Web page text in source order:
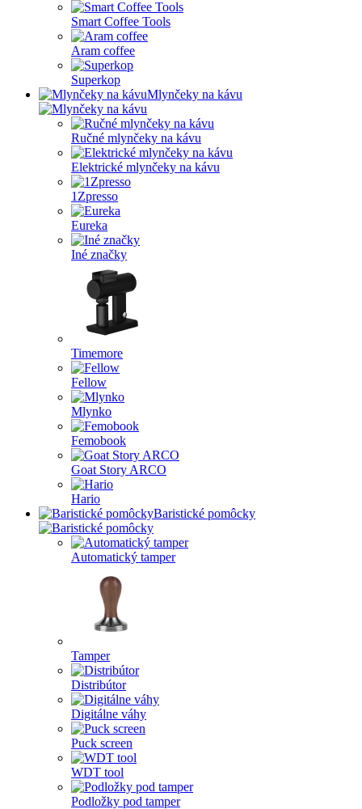
Smart Coffee Tools
Aram coffee
Superkop
Mlynčeky na kávu
Ručné mlynčeky na kávu
Elektrické mlynčeky na kávu
1Zpresso
Eureka
Iné značky
Timemore
Fellow
Mlynko
Femobook
Goat Story ARCO
Hario
Baristické pomôcky
Automatický tamper
Tamper
Distribútor
Digitálne váhy
Puck screen
WDT tool
Podložky pod tamper